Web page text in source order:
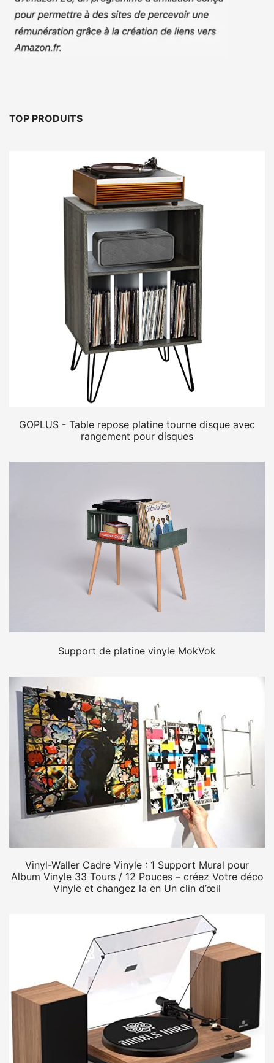
TOP PRODUITS
GOPLUS - Table repose platine tourne disque avec
rangement pour disques
Support de platine vinyle MokVok
Vinyl-Waller Cadre Vinyle : 1 Support Mural pour
Album Vinyle 33 Tours / 12 Pouces – créez Votre déco
Vinyle et changez la en Un clin d’œil